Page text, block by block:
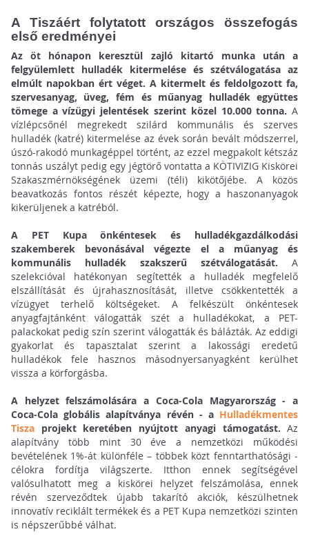
A Tiszáért folytatott országos összefogás
első eredményei
Az öt hónapon keresztül zajló kitartó munka után a
felgyülemlett hulladék kitermelése és szétválogatása az
elmúlt napokban ért véget. A kitermelt és feldolgozott fa,
szervesanyag, üveg, fém és műanyag hulladék együttes
tömege a vízügyi jelentések szerint közel 10.000 tonna. A
vízlépcsőnél megrekedt szilárd kommunális és szerves
hulladék (katré) kitermelése az évek során bevált módszerrel,
úszó-rakodó munkagéppel történt, az ezzel megpakolt kétszáz
tonnás uszályt pedig egy jégtörő vontatta a KÖTIVIZIG Kiskörei
Szakaszmérnökségének üzemi (téli) kikötőjébe. A közös
beavatkozás fontos részét képezte, hogy a haszonanyagok
kikerüljenek a katréból.
A PET Kupa önkéntesek és hulladékgazdálkodási
szakemberek bevonásával végezte el a műanyag és
kommunális hulladék szakszerű szétválogatását. A
szelekcióval hatékonyan segítették a hulladék megfelelő
elszállítását és újrahasznosítását, illetve csökkentették a
vízügyet terhelő költségeket. A felkészült önkéntesek
anyagfajtánként válogatták szét a hulladékokat, a PET-
palackokat pedig szín szerint válogatták és bálázták. Az eddigi
gyakorlat és tapasztalat szerint a lakossági eredetű
hulladékok fele hasznos másodnyersanyagként kerülhet
vissza a körforgásba.
A helyzet felszámolására a Coca-Cola Magyarország - a
Coca-Cola globális alapítványa révén - a Hulladékmentes
Tiszaprojekt keretében nyújtott anyagi támogatást. Az
alapítvány több mint 30 éve a nemzetközi működési
bevételének 1%-át különféle – többek közt fenntarthatósági -
célokra fordítja világszerte. Itthon ennek segítségével
valósulhatott meg a kiskörei helyzet felszámolása, ennek
révén szerveződtek újabb takarító akciók, készülhetnek
innovatív reciklált termékek és a PET Kupa nemzetközi szinten
is népszerűbbé válhat.